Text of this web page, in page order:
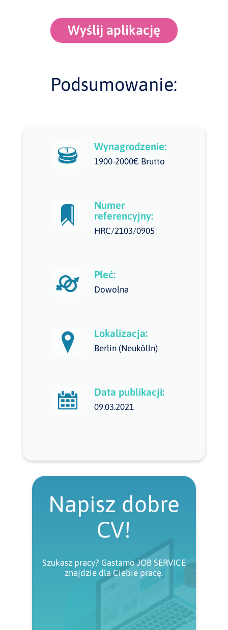
Wyślij aplikację
Podsumowanie:
Wynagrodzenie:
1900-2000€ Brutto
Numer
referencyjny:
HRC/2103/0905
Płeć:
Dowolna
Lokalizacja:
Berlin (Neukölln)
Data publikacji:
09.03.2021
Napisz dobre
CV!
Szukasz pracy? Gastamo JOB SERVICE
znajdzie dla Ciebie pracę.